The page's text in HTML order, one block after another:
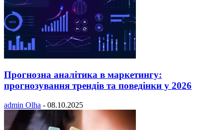
Прогнозна аналітика в маркетингу:
прогнозування трендів та поведінки у 2026
admin Olha - 08.10.2025